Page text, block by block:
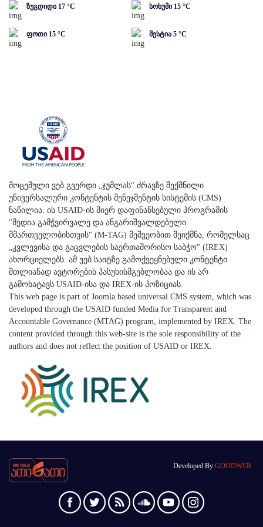
ზუგდიდი 17 °C სოხუმი 15 °C
ფოთი 15 °C მესტია 5 °C
მოცემული ვებ გვერდი „ჯუმლას" ძრავზე შექმნილი
უნივერსალური კონტენტის მენეჯმენტის სისტემის (CMS)
ნაწილია. ის USAID-ის მიერ დაფინანსებული პროგრამის
"მედია გამჭვირვალე და ანგარიშვალდებული
მმართველობისთვის" (M-TAG) მეშვეობით შეიქმნა, რომელსაც
„კვლევისა და გაცვლების საერთაშორისო საბჭო" (IREX)
ახორციელებს. ამ ვებ საიტზე გამოქვეყნებული კონტენტი
მთლიანად ავტორების პასუხისმგებლობაა და ის არ
გამოხატავს USAID-ისა და IREX-ის პოზიციას.
This web page is part of Joomla based universal CMS system, which was
developed through the USAID funded Media for Transparent and
Accountable Governance (MTAG) program, implemented by IREX. The
content provided through this web-site is the sole responsibility of the
authors and does not reflect the position of USAID or IREX.
Developed By GOODWEB